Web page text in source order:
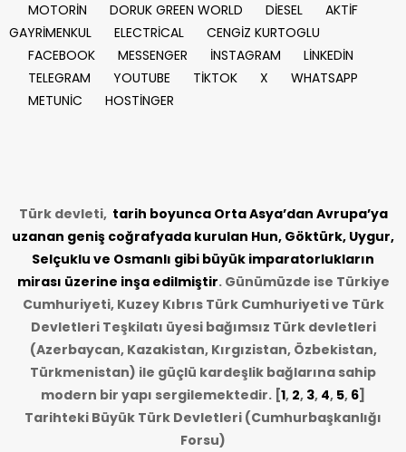
MOTORİN
DORUK GREEN WORLD DİESEL
AKTİF
GAYRİMENKUL
ELECTRİCAL
CENGİZ KURTOGLU
FACEBOOK
MESSENGER İNSTAGRAM
LİNKEDİN
TELEGRAM
YOUTUBE TİKTOK X
WHATSAPP
METUNİC
HOSTİNGER
Türk devleti, tarih boyunca Orta Asya’dan Avrupa’ya
uzanan geniş coğrafyada kurulan Hun, Göktürk, Uygur,
Selçuklu ve Osmanlı gibi büyük imparatorlukların
mirası üzerine inşa edilmiştir. Günümüzde ise Türkiye
Cumhuriyeti, Kuzey Kıbrıs Türk Cumhuriyeti ve Türk
Devletleri Teşkilatı üyesi bağımsız Türk devletleri
(Azerbaycan, Kazakistan, Kırgızistan, Özbekistan,
Türkmenistan) ile güçlü kardeşlik bağlarına sahip
modern bir yapı sergilemektedir. [1, 2, 3, 4, 5, 6]
Tarihteki Büyük Türk Devletleri (Cumhurbaşkanlığı
Forsu)